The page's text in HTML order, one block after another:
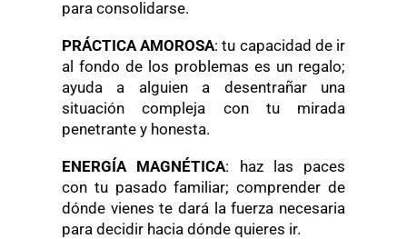
para consolidarse.
PRÁCTICA AMOROSA: tu capacidad de ir
al fondo de los problemas es un regalo;
ayuda a alguien a desentrañar una
situación compleja con tu mirada
penetrante y honesta.
ENERGÍA MAGNÉTICA: haz las paces
con tu pasado familiar; comprender de
dónde vienes te dará la fuerza necesaria
para decidir hacia dónde quieres ir.